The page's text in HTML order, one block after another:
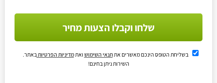
שלחו וקבלו הצעות מחיר
בשליחת הטופס הינכם מאשרים אתתנאי השימוש ואתמדיניות הפרטיותבאתר.
השירות ניתן בחינם!